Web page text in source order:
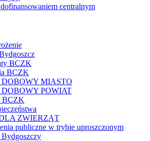
centralnym
BCZK
BCZK
DOBOWY MIASTO
DOBOWY POWIAT
BCZK
ZWIERZĄT
publiczne w trybie uproszczonym